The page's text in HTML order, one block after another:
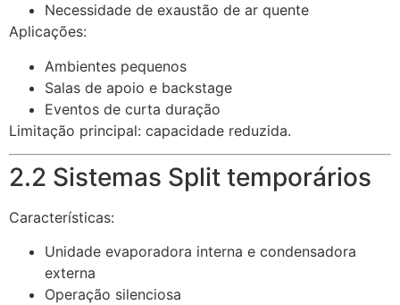
Necessidade de exaustão de ar quente
Aplicações:
Ambientes pequenos
Salas de apoio e backstage
Eventos de curta duração
Limitação principal: capacidade reduzida.
2.2 Sistemas Split temporários
Características:
Unidade evaporadora interna e condensadora
externa
Operação silenciosa